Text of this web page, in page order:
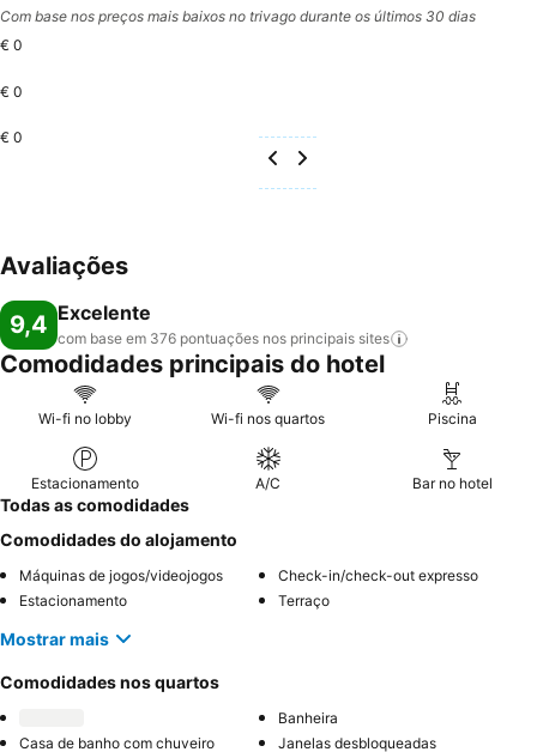
Com base nos preços mais baixos no trivago durante os últimos 30 dias
€ 0
€ 0
€ 0
Avaliações
9,4 Excelente
com base em 376 pontuações nos principais sites
Comodidades principais do hotel
Wi-fi no lobby Wi-fi nos quartos Piscina
Estacionamento A/C Bar no hotel
Todas as comodidades
Comodidades do alojamento
Máquinas de jogos/videojogos
Check-in/check-out expresso
Estacionamento
Terraço
Mostrar mais
Comodidades nos quartos
Banheira
Casa de banho com chuveiro
Janelas desbloqueadas